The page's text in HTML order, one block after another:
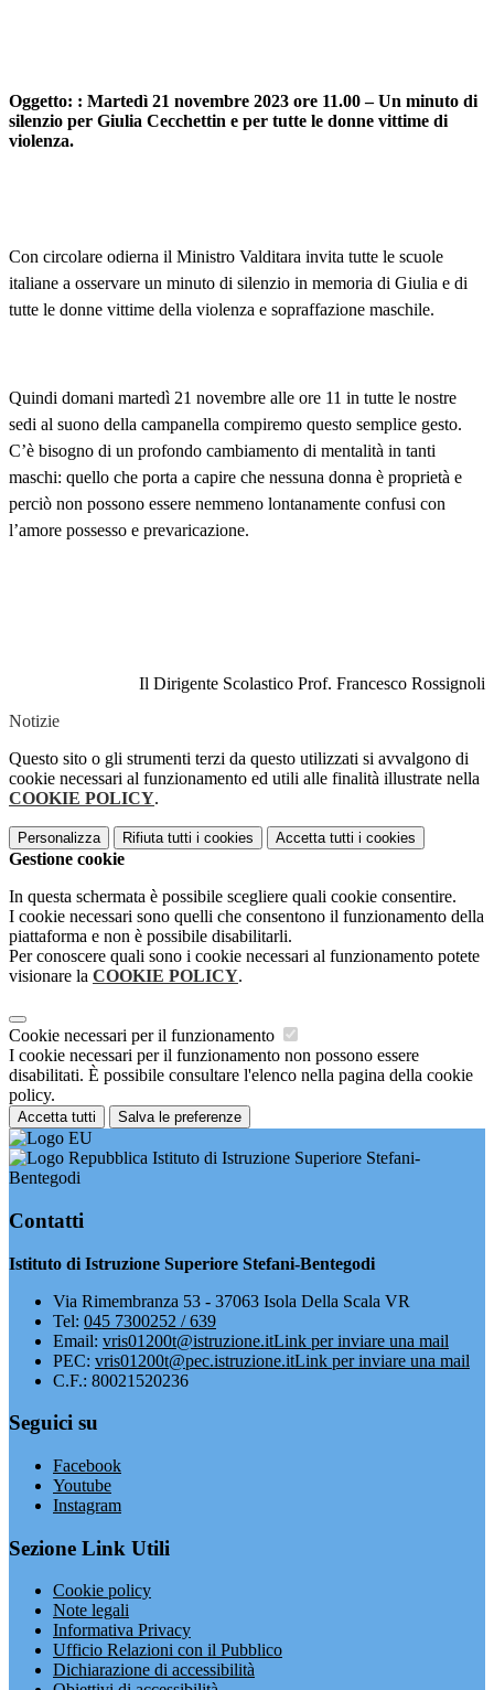
Oggetto: : Martedì 21 novembre 2023 ore 11.00 – Un minuto di
silenzio per Giulia Cecchettin e per tutte le donne vittime di
violenza.
Con circolare odierna il Ministro Valditara invita tutte le scuole
italiane a osservare un minuto di silenzio in memoria di Giulia e di
tutte le donne vittime della violenza e sopraffazione maschile.
Quindi domani martedì 21 novembre alle ore 11 in tutte le nostre
sedi al suono della campanella compiremo questo semplice gesto.
C’è bisogno di un profondo cambiamento di mentalità in tanti
maschi: quello che porta a capire che nessuna donna è proprietà e
perciò non possono essere nemmeno lontanamente confusi con
l’amore possesso e prevaricazione.
Il Dirigente Scolastico Prof. Francesco Rossignoli
Notizie
Questo sito o gli strumenti terzi da questo utilizzati si avvalgono di
cookie necessari al funzionamento ed utili alle finalità illustrate nella
COOKIE POLICY.
Personalizza Rifiuta tutti i cookies Accetta tutti i cookies
Gestione cookie
In questa schermata è possibile scegliere quali cookie consentire.
I cookie necessari sono quelli che consentono il funzionamento della
piattaforma e non è possibile disabilitarli.
Per conoscere quali sono i cookie necessari al funzionamento potete
visionare la COOKIE POLICY.
Cookie necessari per il funzionamento
I cookie necessari per il funzionamento non possono essere
disabilitati. È possibile consultare l'elenco nella pagina della cookie
policy.
Accetta tutti Salva le preferenze
Istituto di Istruzione Superiore Stefani-
Bentegodi
Contatti
Istituto di Istruzione Superiore Stefani-Bentegodi
Via Rimembranza 53 - 37063 Isola Della Scala VR
Tel: 045 7300252 / 639
Email: vris01200t@istruzione.itLink per inviare una mail
PEC: vris01200t@pec.istruzione.itLink per inviare una mail
C.F.: 80021520236
Seguici su
Facebook
Youtube
Instagram
Sezione Link Utili
Cookie policy
Note legali
Informativa Privacy
Ufficio Relazioni con il Pubblico
Dichiarazione di accessibilità